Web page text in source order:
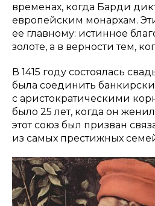
временах, когда Барди
европейским монархам.
ее главному: истинное
золоте, а в верности тем,
В 1415 году состоялась
была соединить
с аристократическими
было 25 лет, когда он
этот союз был призван
из самых престижных